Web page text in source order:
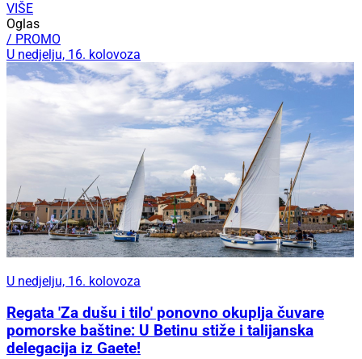
VIŠE
Oglas
/ PROMO
U nedjelju, 16. kolovoza
U nedjelju, 16. kolovoza
Regata 'Za dušu i tilo' ponovno okuplja čuvare
pomorske baštine: U Betinu stiže i talijanska
delegacija iz Gaete!